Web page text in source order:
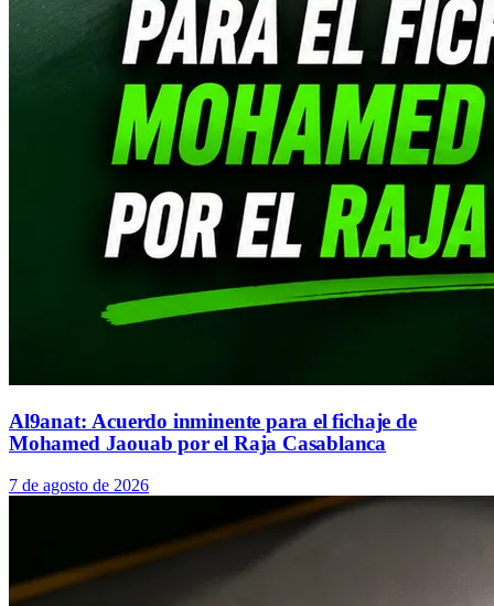
Al9anat: Acuerdo inminente para el fichaje de
Mohamed Jaouab por el Raja Casablanca
7 de agosto de 2026